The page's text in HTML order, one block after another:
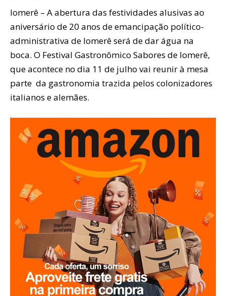
Iomerê – A abertura das festividades alusivas ao
aniversário de 20 anos de emancipação político-
administrativa de Iomerê será de dar água na
boca. O Festival Gastronômico Sabores de Iomerê,
que acontece no dia 11 de julho vai reunir à mesa
parte da gastronomia trazida pelos colonizadores
italianos e alemães.